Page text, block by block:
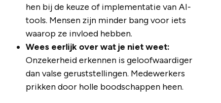
hen bij de keuze of implementatie van AI-
tools. Mensen zijn minder bang voor iets
waarop ze invloed hebben.
Wees eerlijk over wat je niet weet:
Onzekerheid erkennen is geloofwaardiger
dan valse geruststellingen. Medewerkers
prikken door holle boodschappen heen.